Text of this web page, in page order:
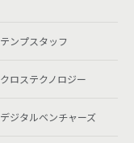
ンプスタッフ
ロステクノロジー
ジタルベンチャーズ